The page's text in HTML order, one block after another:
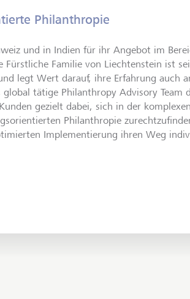
Philanthropie
und in Indien für ihr Angebot im
Fürstliche Familie von Liechtenstein ist
legt Wert darauf, ihre Erfahrung auch
tätige Philanthropy Advisory Team
gezielt dabei, sich in der komplexen
Philanthropie
Implementierung ihren Weg